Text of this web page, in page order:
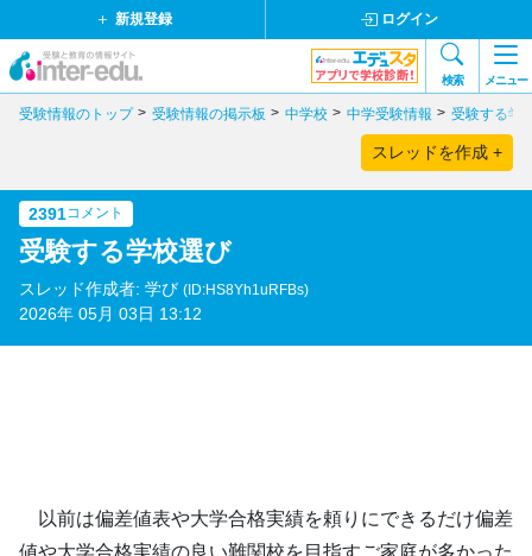
新規登録 ログイン
検索 メニュー
受験情報のトップ 受験情報の掲示板 中学校 中学受験情報 受験する学
スレッドを作成 +
2391コメント
受験する学校選び
スレッド作成者: 学び (ID:HS8Yh1uRFBs)
2026年 05月 03日 13:12
以前は偏差値表や大学合格実績を頼りにできるだけ偏差
値や大学合格実績の良い難関校を目指すご家庭が多かった